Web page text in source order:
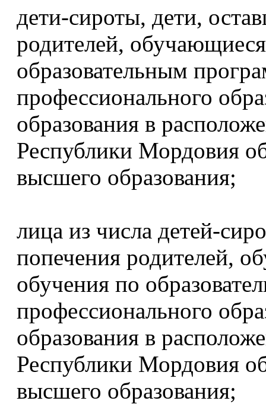
дети-сироты, дети,
родителей,
образовательным
профессионального
образования в
Республики Мордовия
высшего образования;
лица из числа детей-
попечения родителей,
обучения по
профессионального
образования в
Республики Мордовия
высшего образования;